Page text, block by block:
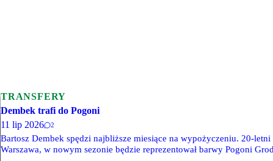
TRANSFERY
Dembek trafi do Pogoni
11 lip 2026
2
Bartosz Dembek spędzi najbliższe miesiące na wypożyczeniu. 20-
Warszawa, w nowym sezonie będzie reprezentował barwy Pogoni